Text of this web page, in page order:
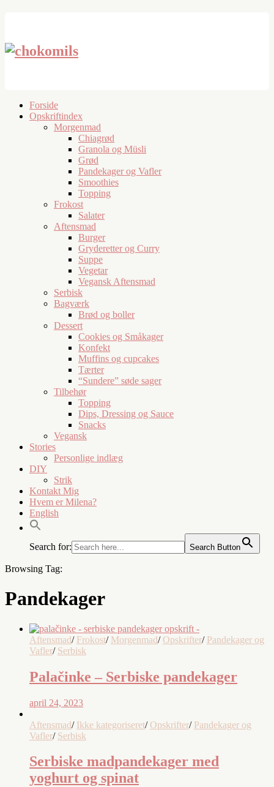
Forside
Opskriftindex
Morgenmad
Chiagrød
Granola og Müsli
Grød
Pandekager og Vafler
Smoothies
Topping
Frokost
Salater
Aftensmad
Burger
Gryderetter og Curry
Suppe
Vegetar
Vegansk Aftensmad
Serbisk
Bagværk
Brød og boller
Dessert
Cookies og Småkager
Konfekt
Muffins og cupcakes
Tærter
“Sundere” søde sager
Tilbehør
Topping
Dips, Dressing og Sauce
Snacks
Vegansk
Stories
Personlige indlæg
DIY
Strik
Kontakt Mig
Hvem er Milena?
English
Search for: Search Button
Browsing Tag:
Pandekager
Aftensmad/ Frokost/ Morgenmad/ Opskrifter/ Pandekager og
Vafler/ Serbisk
Palačinke – Serbiske pandekager
april 24, 2023
Aftensmad/ Ikke kategoriseret/ Opskrifter/ Pandekager og
Vafler/ Serbisk
Serbiske madpandekager med
yoghurt og spinat